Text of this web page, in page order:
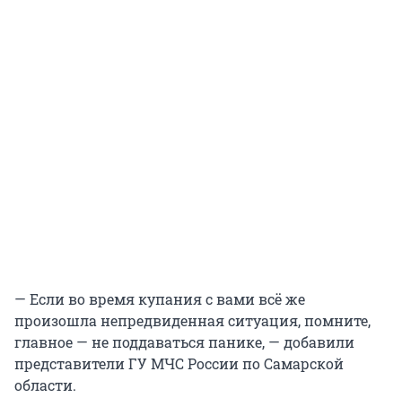
— Если во время купания с вами всё же
произошла непредвиденная ситуация, помните,
главное — не поддаваться панике, — добавили
представители ГУ МЧС России по Самарской
области.